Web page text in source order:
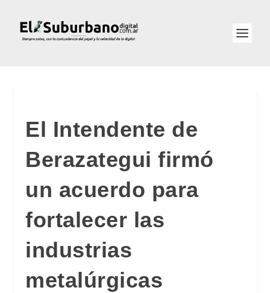
El Intendente de
Berazategui firmó
un acuerdo para
fortalecer las
industrias
metalúrgicas